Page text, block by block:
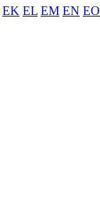
EK EL EM EN EO